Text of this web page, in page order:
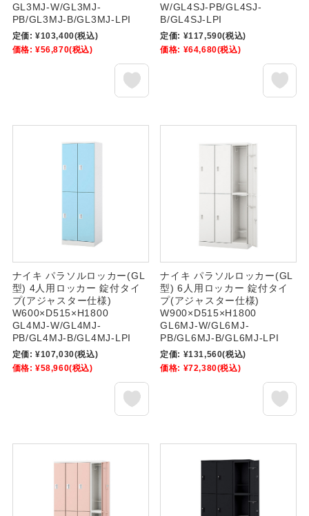
GL3MJ-W/GL3MJ-
PB/GL3MJ-B/GL3MJ-LPI
定価: ¥103,400(税込)
価格: ¥56,870(税込)
W/GL4SJ-PB/GL4SJ-
B/GL4SJ-LPI
定価: ¥117,590(税込)
価格: ¥64,680(税込)
ナイキ パラソルロッカー(GL
型) 4人用ロッカー 錠付タイ
プ(アジャスター仕様)
W600×D515×H1800
GL4MJ-W/GL4MJ-
PB/GL4MJ-B/GL4MJ-LPI
定価: ¥107,030(税込)
価格: ¥58,960(税込)
ナイキ パラソルロッカー(GL
型) 6人用ロッカー 錠付タイ
プ(アジャスター仕様)
W900×D515×H1800
GL6MJ-W/GL6MJ-
PB/GL6MJ-B/GL6MJ-LPI
定価: ¥131,560(税込)
価格: ¥72,380(税込)